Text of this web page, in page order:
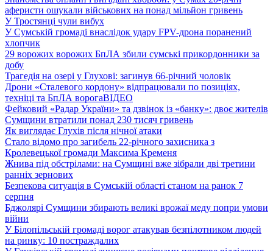
аферисти ошукали військових на понад мільйон гривень
У Тростянці чули вибух
У Сумській громаді внаслідок удару FPV-дрона поранений
хлопчик
29 ворожих ворожих БпЛА збили сумські прикордонники за
добу
Трагедія на озері у Глухові: загинув 66-річний чоловік
Дрони «Сталевого кордону» відпрацювали по позиціях,
техніці та БпЛА ворогаВІДЕО
Фейковий «Радар України» та дзвінок із «банку»: двоє жителів
Сумщини втратили понад 230 тисяч гривень
Як виглядає Глухів після нічної атаки
Стало відомо про загибель 22-річного захисника з
Кролевецької громади Максима Кременя
Жнива під обстрілами: на Сумщині вже зібрали дві третини
ранніх зернових
Безпекова ситуація в Сумській області станом на ранок 7
серпня
Бджолярі Сумщини збирають великі врожаї меду попри умови
війни
У Білопільській громаді ворог атакував безпілотником людей
на ринку: 10 постраждалих